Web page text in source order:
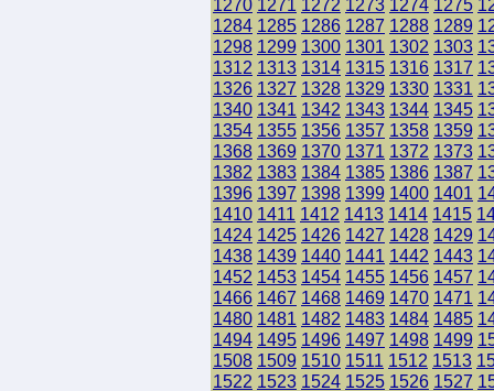
1270 1271 1272 1273 1274 1275
1284 1285 1286 1287 1288 1289
1298 1299 1300 1301 1302 1303
1312 1313 1314 1315 1316 1317
1326 1327 1328 1329 1330 1331
1340 1341 1342 1343 1344 1345
1354 1355 1356 1357 1358 1359
1368 1369 1370 1371 1372 1373
1382 1383 1384 1385 1386 1387
1396 1397 1398 1399 1400 1401
1410 1411 1412 1413 1414 1415
1424 1425 1426 1427 1428 1429
1438 1439 1440 1441 1442 1443
1452 1453 1454 1455 1456 1457
1466 1467 1468 1469 1470 1471
1480 1481 1482 1483 1484 1485
1494 1495 1496 1497 1498 1499
1508 1509 1510 1511 1512 1513
1522 1523 1524 1525 1526 1527